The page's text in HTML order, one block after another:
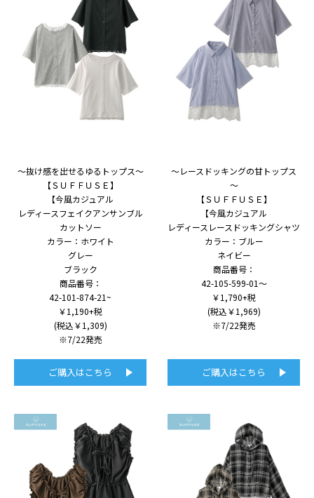
～抜け感を出せるゆるトップス～
【ＳＵＦＦＵＳＥ】
【今風カジュアル
レディースフェイクアンサンブル
カットソー
カラー：ホワイト
グレー
ブラック
商品番号：
42-101-874-21~
￥1,190+税
(税込￥1,309)
※7/22発売
ご購入はこちら
～レースドッキングの甘トップス
～
【ＳＵＦＦＵＳＥ】
【今風カジュアル
レディースレースドッキングシャツ
カラー：ブルー
ネイビー
商品番号：
42-105-599-01～
￥1,790+税
(税込￥1,969)
※7/22発売
ご購入はこちら